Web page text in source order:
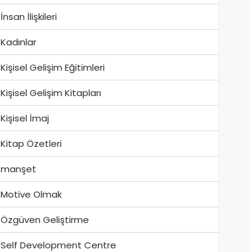
İnsan İlişkileri
Kadınlar
Kişisel Gelişim Eğitimleri
Kişisel Gelişim Kitapları
Kişisel İmaj
Kitap Özetleri
manşet
Motive Olmak
Özgüven Geliştirme
Self Development Centre